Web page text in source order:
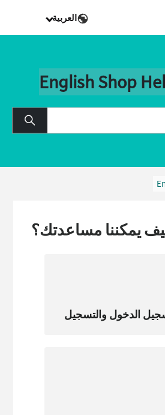
العربية
English Shop
يمكننا مساعدتك؟
الدخول والتسجيل